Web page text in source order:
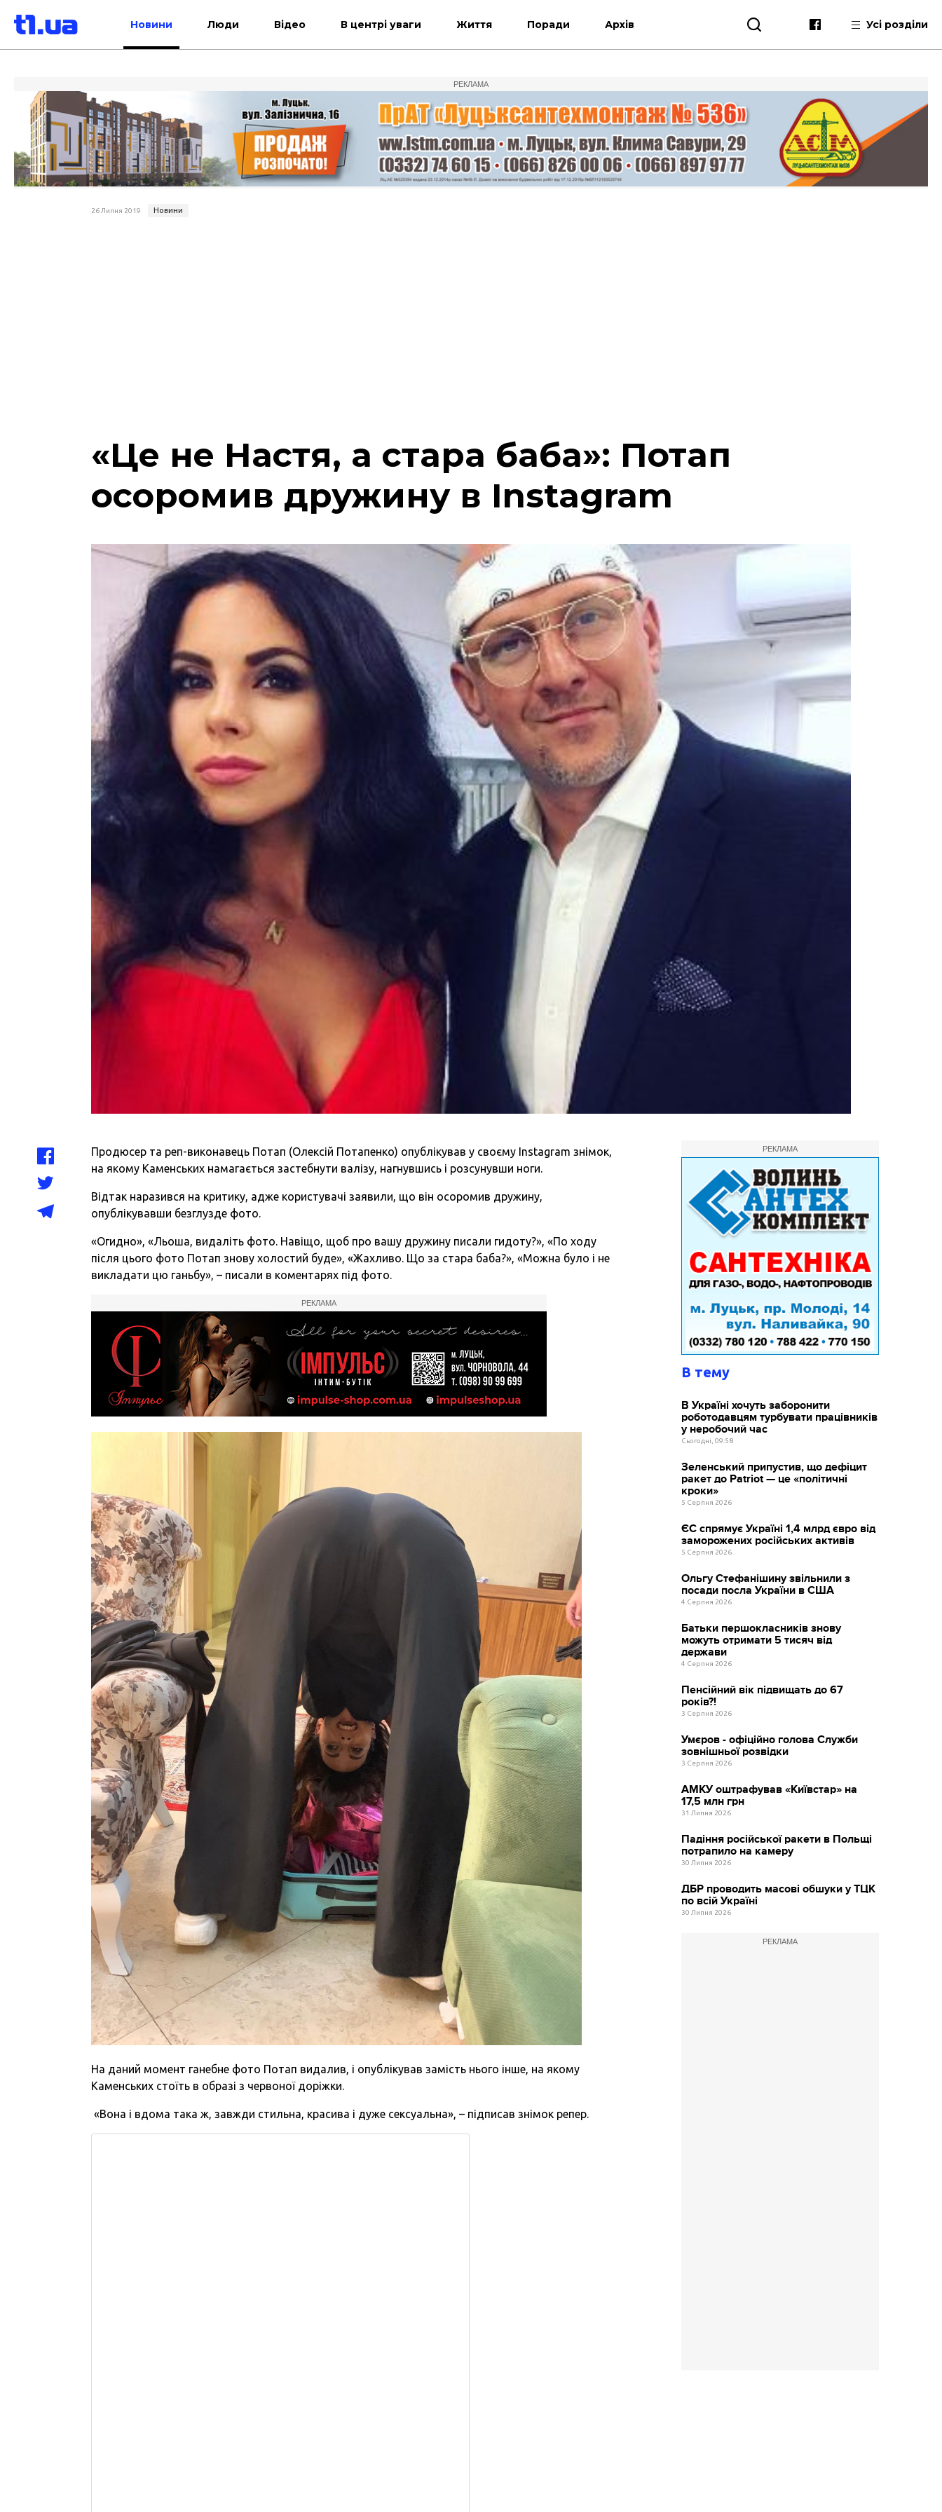
Новини Люди Відео В центрі уваги Життя Поради Архів Усі розділи
РЕКЛАМА
26 Липня 2019 Новини
«Це не Настя, а стара баба»: Потап
осоромив дружину в Instagram
Продюсер та реп-виконавець Потап (Олексій Потапенко) опублікував у своєму Instagram знімок,
на якому Каменських намагається застебнути валізу, нагнувшись і розсунувши ноги.
Відтак наразився на критику, адже користувачі заявили, що він осоромив дружину,
опублікувавши безглузде фото.
«Огидно», «Льоша, видаліть фото. Навіщо, щоб про вашу дружину писали гидоту?», «По ходу
після цього фото Потап знову холостий буде», «Жахливо. Що за стара баба?», «Можна було і не
викладати цю ганьбу», – писали в коментарях під фото.
РЕКЛАМА
На даний момент ганебне фото Потап видалив, і опублікував замість нього інше, на якому
Каменських стоїть в образі з червоної доріжки.
«Вона і вдома така ж, завжди стильна, красива і дуже сексуальна», – підписав знімок репер.
РЕКЛАМА
В тему
В Україні хочуть заборонити
роботодавцям турбувати працівників
у неробочий час
Сьогодні, 09:58
Зеленський припустив, що дефіцит
ракет до Patriot — це «політичні
кроки»
5 Серпня 2026
ЄС спрямує Україні 1,4 млрд євро від
заморожених російських активів
5 Серпня 2026
Ольгу Стефанішину звільнили з
посади посла України в США
4 Серпня 2026
Батьки першокласників знову
можуть отримати 5 тисяч від
держави
4 Серпня 2026
Пенсійний вік підвищать до 67
років?!
3 Серпня 2026
Умєров - офіційно голова Служби
зовнішньої розвідки
3 Серпня 2026
АМКУ оштрафував «Київстар» на
17,5 млн грн
31 Липня 2026
Падіння російської ракети в Польщі
потрапило на камеру
30 Липня 2026
ДБР проводить масові обшуки у ТЦК
по всій Україні
30 Липня 2026
РЕКЛАМА